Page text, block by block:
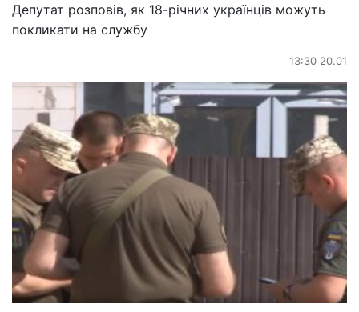
Депутат розповів, як 18-річних українців можуть
покликати на службу
13:30 20.01